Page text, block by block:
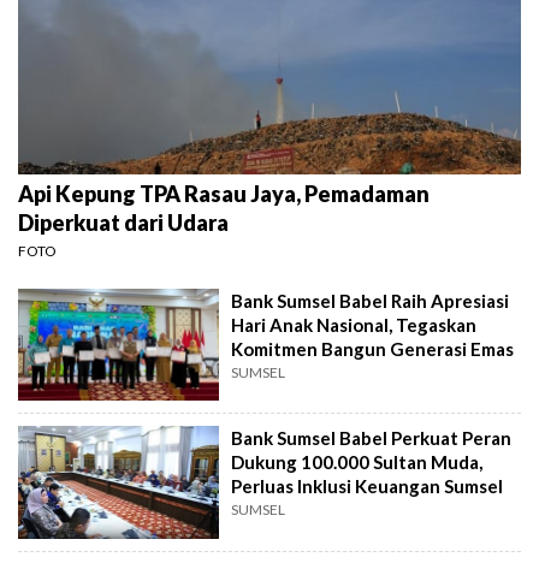
Api Kepung TPA Rasau Jaya, Pemadaman
Diperkuat dari Udara
FOTO
Bank Sumsel Babel Raih Apresiasi
Hari Anak Nasional, Tegaskan
Komitmen Bangun Generasi Emas
SUMSEL
Bank Sumsel Babel Perkuat Peran
Dukung 100.000 Sultan Muda,
Perluas Inklusi Keuangan Sumsel
SUMSEL